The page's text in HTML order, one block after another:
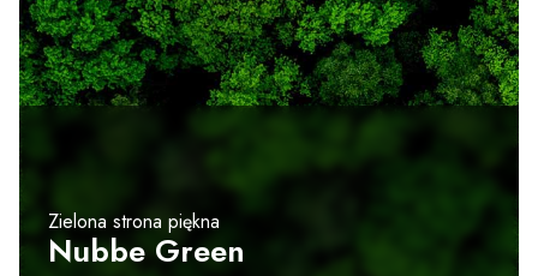
Zielona strona piękna
Nubbe Green